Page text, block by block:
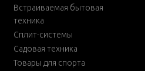
Встраиваемая бытовая
техника
Сплит-системы
Садовая техника
Товары для спорта